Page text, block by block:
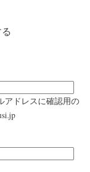
アドレスに確認用の